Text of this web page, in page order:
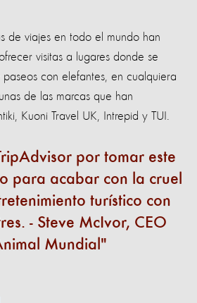
de viajes en todo el mundo han
visitas a lugares donde se
con elefantes, en cualquiera
de las marcas que han
Kuoni Travel UK, Intrepid y TUI.
por tomar este
para acabar con la cruel
turístico con
- Steve McIvor, CEO
Mundial